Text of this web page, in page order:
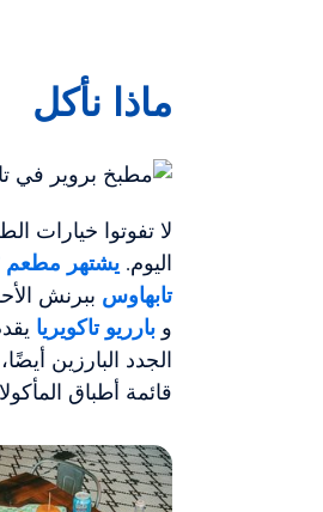
ماذا نأكل
لا تفوتوا خيارات
اليوم. يشتهر مطعم
تابهاوس ببرنش
و بارريو تاكويريا
الجدد البارزين أيضًا،
قائمة أطباق